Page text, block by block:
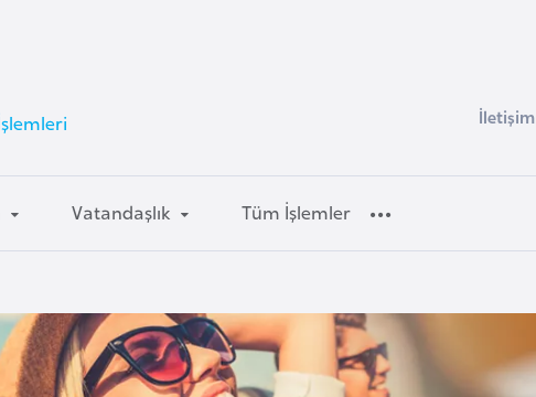
İletişim
Vatandaşlık Tüm İşlemler